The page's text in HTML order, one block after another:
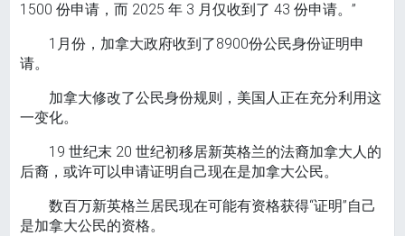
1500 份申请，而 2025 年 3 月仅收到了 43 份申请。”
1月份，加拿大政府收到了8900份公民身份证明申
请。
加拿大修改了公民身份规则，美国人正在充分利用这
一变化。
19 世纪末 20 世纪初移居新英格兰的法裔加拿大人的
后裔，或许可以申请证明自己现在是加拿大公民。
数百万新英格兰居民现在可能有资格获得“证明”自己
是加拿大公民的资格。